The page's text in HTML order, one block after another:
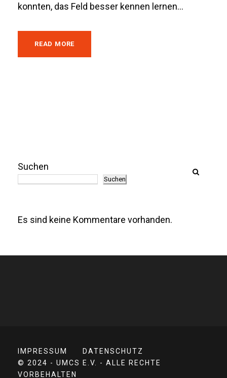
konnten, das Feld besser kennen lernen...
READ MORE
Suchen
Suchen
Es sind keine Kommentare vorhanden.
IMPRESSUM
DATENSCHUTZ
© 2024 - UMCS E.V. - ALLE RECHTE
VORBEHALTEN